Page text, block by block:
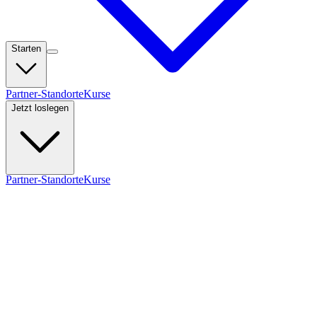
Starten
Partner-StandorteKurse
Jetzt loslegen
Partner-StandorteKurse